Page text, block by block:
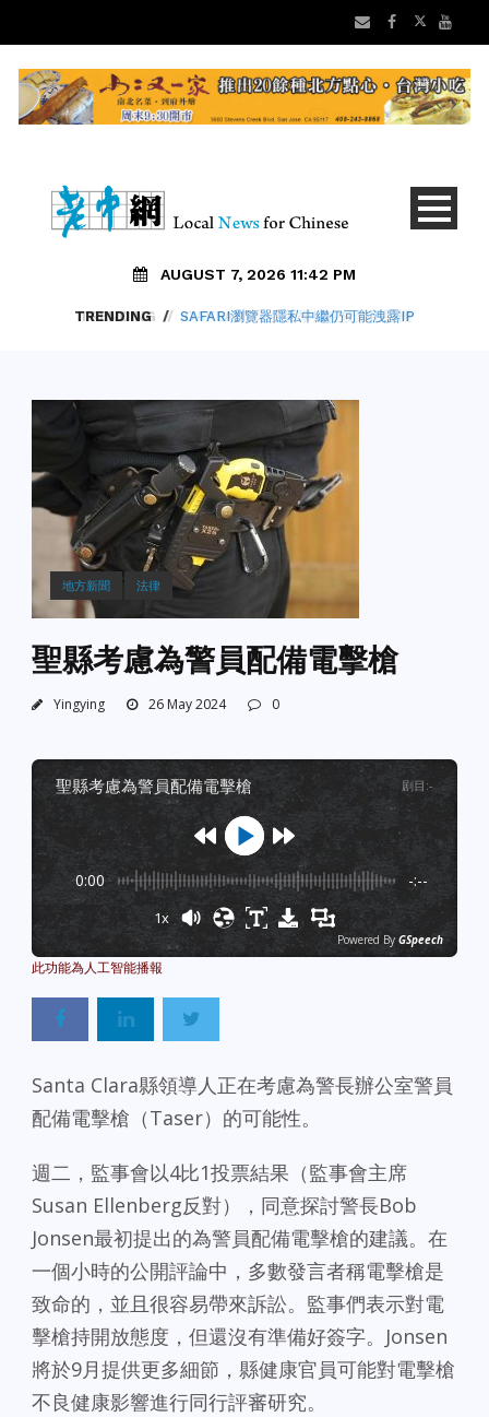
AUGUST 7, 2026 11:42 PM
TRENDING / SAFARI瀏覽器隱私中繼仍可能洩露IP
地方新聞 法律
聖縣考慮為警員配備電擊槍
Yingying 26 May 2024 0
聖縣考慮為警員配備電擊槍 剧目 :-
0:00 -:--
1x
Powered By GSpeech
Santa Clara縣領導人正在考慮為警長辦公室警員
配備電擊槍（Taser）的可能性。
週二，監事會以4比1投票結果（監事會主席
Susan Ellenberg反對），同意探討警長Bob
Jonsen最初提出的為警員配備電擊槍的建議。在
一個小時的公開評論中，多數發言者稱電擊槍是
致命的，並且很容易帶來訴訟。監事們表示對電
擊槍持開放態度，但還沒有準備好簽字。Jonsen
將於9月提供更多細節，縣健康官員可能對電擊槍
不良健康影響進行同行評審研究。